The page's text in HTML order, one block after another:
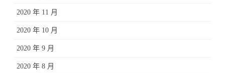
2020 年 11 月
2020 年 10 月
2020 年 9 月
2020 年 8 月